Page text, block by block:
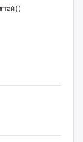
Гунигтай ()